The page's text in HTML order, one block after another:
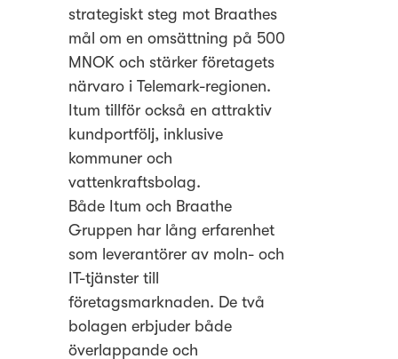
strategiskt steg mot Braathes
mål om en omsättning på 500
MNOK och stärker företagets
närvaro i Telemark-regionen.
Itum tillför också en attraktiv
kundportfölj, inklusive
kommuner och
vattenkraftsbolag.
Både Itum och Braathe
Gruppen har lång erfarenhet
som leverantörer av moln- och
IT-tjänster till
företagsmarknaden. De två
bolagen erbjuder både
överlappande och